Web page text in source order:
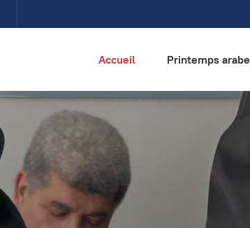
Accueil Printemps arabe